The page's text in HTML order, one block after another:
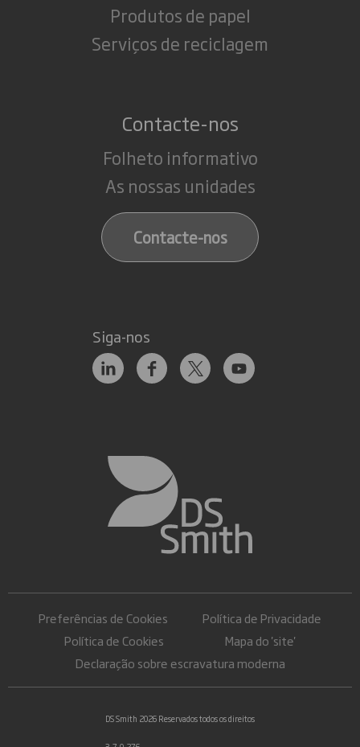
Produtos de papel
Serviços de reciclagem
Contacte-nos
Folheto informativo
As nossas unidades
Contacte-nos
Siga-nos
Preferências de Cookies
Política de Privacidade
Política de Cookies
Mapa do 'site'
Declaração sobre escravatura moderna
DS Smith 2026 Reservados todos os direitos